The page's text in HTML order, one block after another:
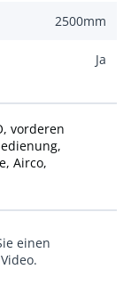
2500mm
Ja
vorderen
Airco,
einen